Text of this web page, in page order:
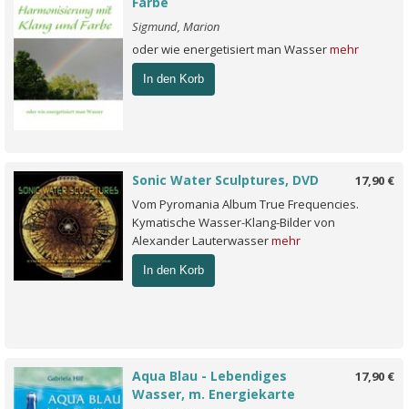
Sigmund, Marion
oder wie energetisiert man Wassermehr
In den Korb
17,90 €
Sonic Water Sculptures, DVD
Vom Pyromania Album True Frequencies.
Kymatische Wasser-Klang-Bilder von
Alexander Lauterwassermehr
In den Korb
17,90 €
Aqua Blau - Lebendiges
Wasser, m. Energiekarte